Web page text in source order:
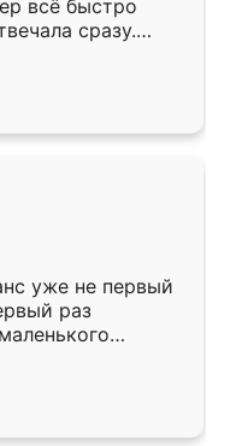
всё быстро
сразу.
подошёл к
Собрали
даже
уже не первый
раз
,во второй раз
очень
быстрая,